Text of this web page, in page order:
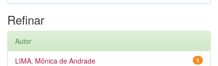
Refinar
Autor
1
LIMA, Mônica de Andrade